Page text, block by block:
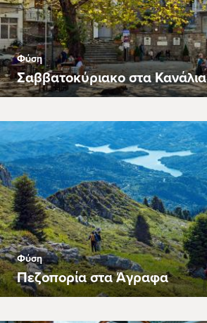
Φύση
Σαββατοκύριακο στα Κανάλια
Φύση
Πεζοπορία στα Άγραφα